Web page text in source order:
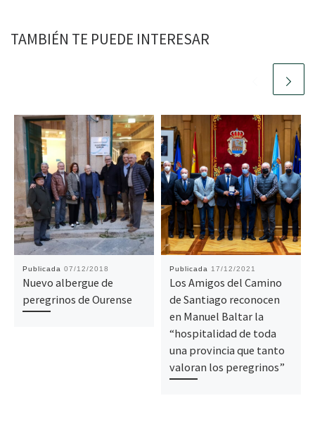
TAMBIÉN TE PUEDE INTERESAR
Publicada 07/12/2018
Nuevo albergue de
peregrinos de Ourense
Publicada 17/12/2021
Los Amigos del Camino
de Santiago reconocen
en Manuel Baltar la
“hospitalidad de toda
una provincia que tanto
valoran los peregrinos”